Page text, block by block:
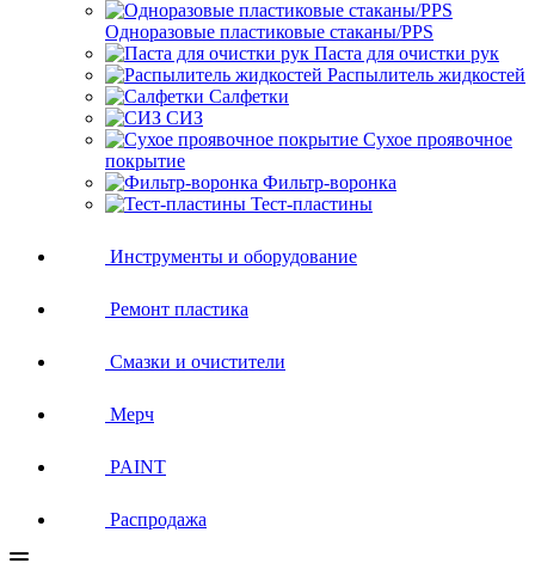
Одноразовые пластиковые стаканы/PPS
Паста для очистки рук
Распылитель жидкостей
Салфетки
СИЗ
Сухое проявочное
покрытие
Фильтр-воронка
Тест-пластины
Инструменты и оборудование
Ремонт пластика
Смазки и очистители
Мерч
PAINT
Распродажа